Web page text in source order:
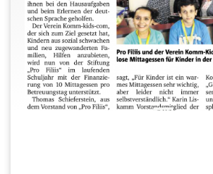
Update 12/2016:
ProFiliis hat auch für das Schuljahr
komm-kids-com zu untersützen
Mittagessen zu finanzieren.
Update 04/2017:
Auch für das Schuljahr 2017/18